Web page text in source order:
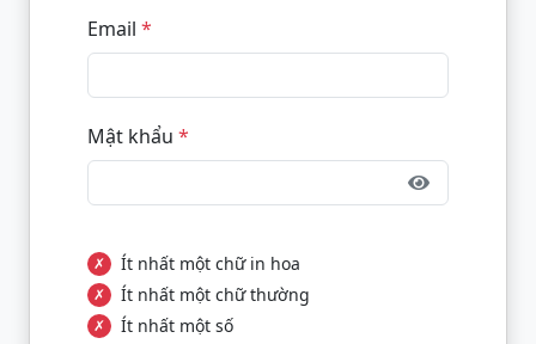
Email *
Mật khẩu *
✗ Ít nhất một chữ in hoa
✗ Ít nhất một chữ thường
✗ Ít nhất một số